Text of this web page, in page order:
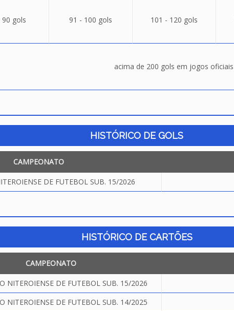
90 gols 91 - 100 gols 101 - 120 gols
acima de 200 gols em jogos oficiais
HISTÓRICO DE GOLS
CAMPEONATO
DE FUTEBOL SUB. 15/2026
HISTÓRICO DE CARTÕES
CAMPEONATO
NITEROIENSE DE FUTEBOL SUB. 15/2026
NITEROIENSE DE FUTEBOL SUB. 14/2025